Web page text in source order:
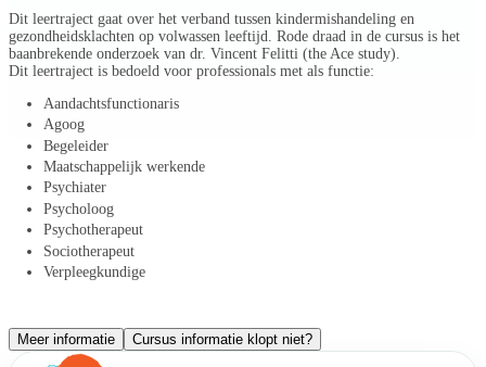
Dit leertraject gaat over het verband tussen kindermishandeling en
gezondheidsklachten op volwassen leeftijd. Rode draad in de cursus is het
baanbrekende onderzoek van dr. Vincent Felitti (the Ace study).
Dit leertraject is bedoeld voor professionals met als functie:
Aandachtsfunctionaris
Agoog
Begeleider
Maatschappelijk werkende
Psychiater
Psycholoog
Psychotherapeut
Sociotherapeut
Verpleegkundige
Meer informatie Cursus informatie klopt niet?